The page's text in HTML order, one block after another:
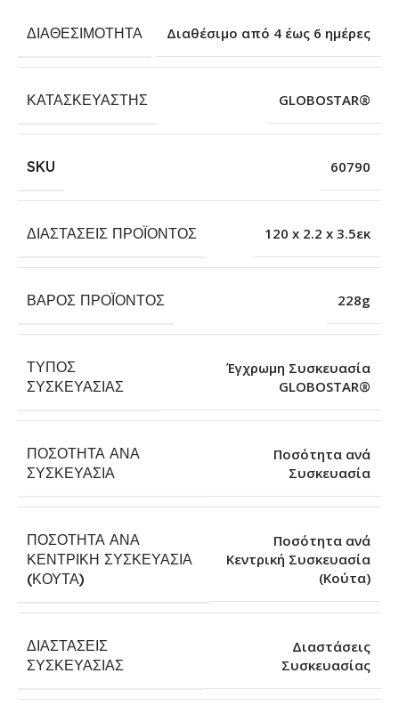
ΔΙΑΘΕΣΙΜΌΤΗΤΑ Διαθέσιμο από 4 έως 6 ημέρες
ΚΑΤΑΣΚΕΥΑΣΤΉΣ GLOBOSTAR®
SKU 60790
ΔΙΑΣΤΆΣΕΙΣ ΠΡΟΪΌΝΤΟΣ 120 x 2.2 x 3.5εκ
ΒΆΡΟΣ ΠΡΟΪΌΝΤΟΣ 228g
ΤΎΠΟΣ
ΣΥΣΚΕΥΑΣΊΑΣ
Έγχρωμη Συσκευασία
GLOBOSTAR®
ΠΟΣΌΤΗΤΑ ΑΝΆ
ΣΥΣΚΕΥΑΣΊΑ
Ποσότητα ανά
Συσκευασία
ΠΟΣΌΤΗΤΑ ΑΝΆ
ΚΕΝΤΡΙΚΉ ΣΥΣΚΕΥΑΣΊΑ
(ΚΟΎΤΑ)
Ποσότητα ανά
Κεντρική Συσκευασία
(Κούτα)
ΔΙΑΣΤΆΣΕΙΣ
ΣΥΣΚΕΥΑΣΊΑΣ
Διαστάσεις
Συσκευασίας